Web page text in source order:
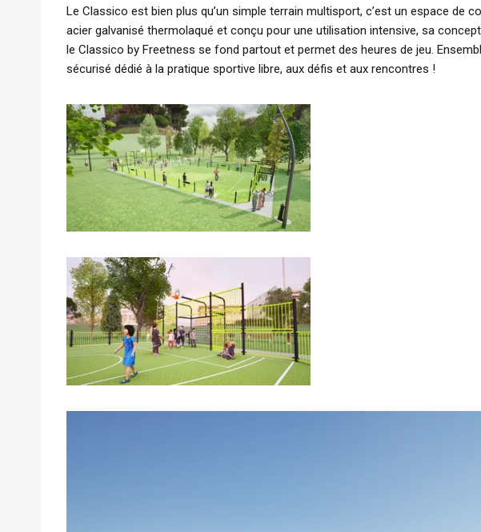
Le Classico est bien plus qu’un simple terrain multisport, c’est un espace de
acier galvanisé thermolaqué et conçu pour une utilisation intensive, sa
le Classico by Freetness se fond partout et permet des heures de jeu.
sécurisé dédié à la pratique sportive libre, aux défis et aux rencontres !